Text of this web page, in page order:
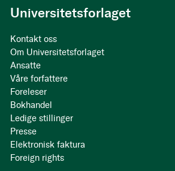
Universitetsforlaget
Kontakt oss
Om Universitetsforlaget
Ansatte
Våre forfattere
Foreleser
Bokhandel
Ledige stillinger
Presse
Elektronisk faktura
Foreign rights